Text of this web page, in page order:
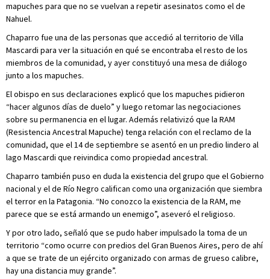
mapuches para que no se vuelvan a repetir asesinatos como el de
Nahuel.
Chaparro fue una de las personas que accedió al territorio de Villa
Mascardi para ver la situación en qué se encontraba el resto de los
miembros de la comunidad, y ayer constituyó una mesa de diálogo
junto a los mapuches.
El obispo en sus declaraciones explicó que los mapuches pidieron
“hacer algunos días de duelo” y luego retomar las negociaciones
sobre su permanencia en el lugar. Además relativizó que la RAM
(Resistencia Ancestral Mapuche) tenga relación con el reclamo de la
comunidad, que el 14 de septiembre se asentó en un predio lindero al
lago Mascardi que reivindica como propiedad ancestral.
Chaparro también puso en duda la existencia del grupo que el Gobierno
nacional y el de Río Negro califican como una organización que siembra
el terror en la Patagonia. “No conozco la existencia de la RAM, me
parece que se está armando un enemigo”, aseveró el religioso.
Y por otro lado, señaló que se pudo haber impulsado la toma de un
territorio “como ocurre con predios del Gran Buenos Aires, pero de ahí
a que se trate de un ejército organizado con armas de grueso calibre,
hay una distancia muy grande”.